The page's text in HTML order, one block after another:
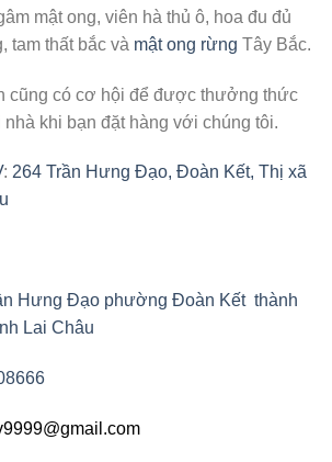
mật ong, viên hà thủ ô, hoa đu đủ
tam thất bắc và mật ong rừng Tây Bắc.
cũng có cơ hội để được thưởng thức
nhà khi bạn đặt hàng với chúng tôi.
: 264 Trần Hưng Đạo, Đoàn Kết, Thị xã
Hưng Đạo phường Đoàn Kết thành
Lai Châu